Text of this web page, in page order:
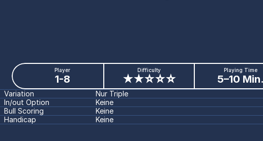
Player
1-8
Difficulty
★★☆☆☆
Playing Time
5–10
Variation
Nur Triple
In/out Option
Keine
Bull Scoring
Keine
Handicap
Keine